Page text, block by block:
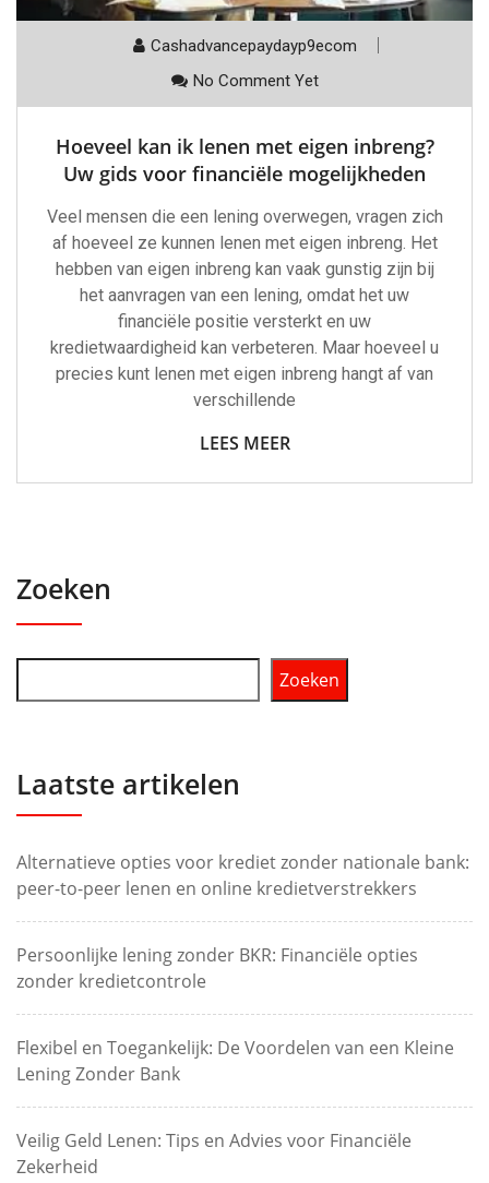
Cashadvancepaydayp9ecom
No Comment Yet
Hoeveel kan ik lenen met eigen inbreng?
Uw gids voor financiële mogelijkheden
Veel mensen die een lening overwegen, vragen zich
af hoeveel ze kunnen lenen met eigen inbreng. Het
hebben van eigen inbreng kan vaak gunstig zijn bij
het aanvragen van een lening, omdat het uw
financiële positie versterkt en uw
kredietwaardigheid kan verbeteren. Maar hoeveel u
precies kunt lenen met eigen inbreng hangt af van
verschillende
LEES MEER
Zoeken
Zoeken
Laatste artikelen
Alternatieve opties voor krediet zonder nationale bank:
peer-to-peer lenen en online kredietverstrekkers
Persoonlijke lening zonder BKR: Financiële opties
zonder kredietcontrole
Flexibel en Toegankelijk: De Voordelen van een Kleine
Lening Zonder Bank
Veilig Geld Lenen: Tips en Advies voor Financiële
Zekerheid